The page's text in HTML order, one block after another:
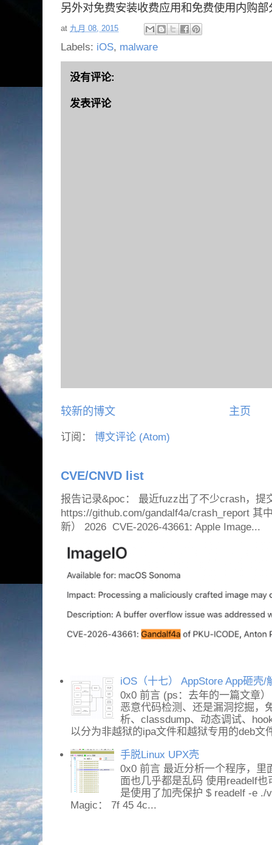
另外对免费安装收费应用和免费使用内购
at 九月 08, 2015
Labels: iOS, malware
没有评论:
发表评论
较新的博文 主页
订阅： 博文评论 (Atom)
CVE/CNVD list
报告记录&poc： 最近fuzz出了不少crash，提
https://github.com/gandalf4a/crash_report 其
新） 2026 CVE-2026-43661: Apple Image...
iOS（十七） AppStore App砸壳/
0x0 前言 (ps：去年的一篇文章
恶意代码检测、还是漏洞挖掘，
析、classdump、动态调试、
以分为非越狱的ipa文件和越狱专用的deb文
手脱Linux UPX壳
0x0 前言 最近分析一个程序，
面也几乎都是乱码 使用readelf
是使用了加壳保护 $ readelf -e ./
Magic： 7f 45 4c...